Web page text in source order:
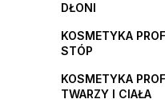
DŁONI
KOSMETYKA
STÓP
KOSMETYKA
TWARZY I CIAŁA